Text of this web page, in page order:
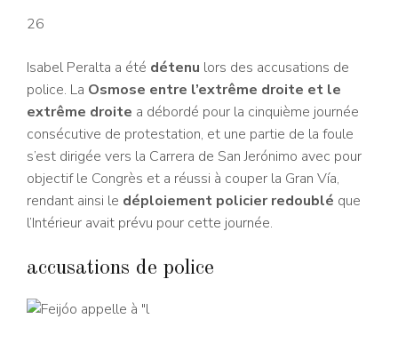
26
Isabel Peralta a été détenu lors des accusations de
police. La Osmose entre l’extrême droite et le
extrême droite a débordé pour la cinquième journée
consécutive de protestation, et une partie de la foule
s’est dirigée vers la Carrera de San Jerónimo avec pour
objectif le Congrès et a réussi à couper la Gran Vía,
rendant ainsi le déploiement policier redoublé que
l’Intérieur avait prévu pour cette journée.
accusations de police